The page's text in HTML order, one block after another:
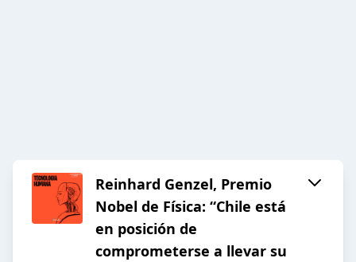
Reinhard Genzel, Premio
Nobel de Física: “Chile está
en posición de
comprometerse a llevar su